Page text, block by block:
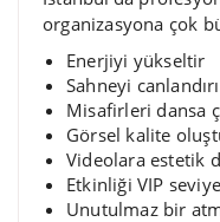
organizasyona çok
Enerjiyi yükseltir
Sahneyi
Misafirleri dansa
Görsel kalite
Videolara estetik
Etkinliği VIP
Unutulmaz bir